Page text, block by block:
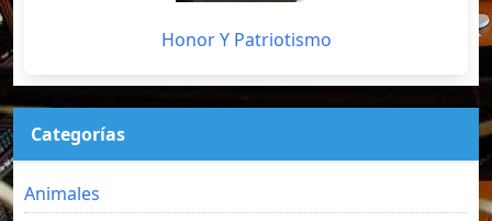
Honor Y Patriotismo
Categorías
Animales